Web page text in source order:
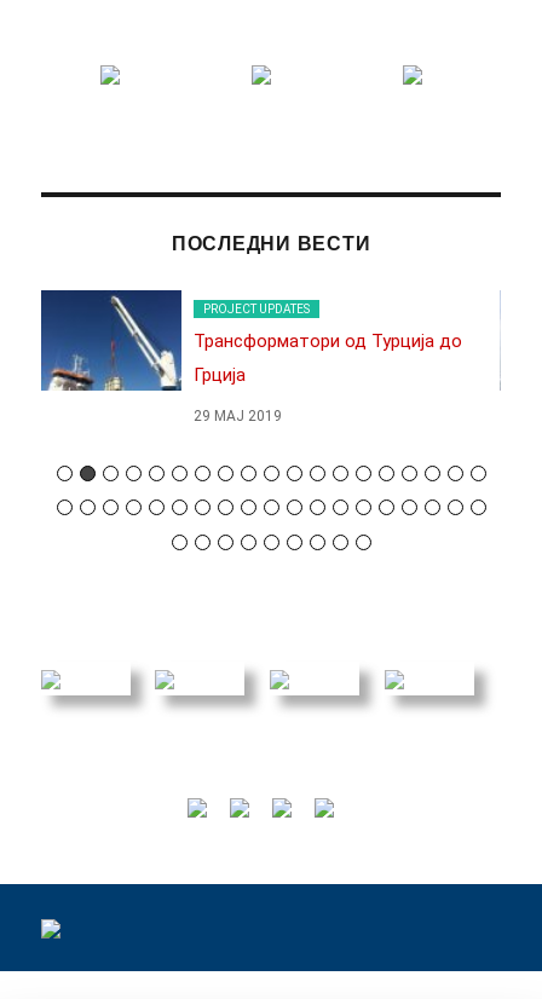
ПОСЛЕДНИ ВЕСТИ
PROJECT UPDATES
Трансформатори од Турција до
Грција
29 МАЈ 2019